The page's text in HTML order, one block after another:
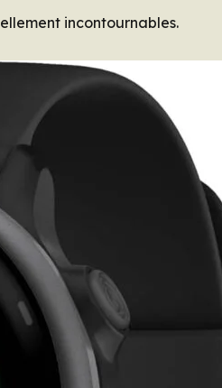
incontournables.